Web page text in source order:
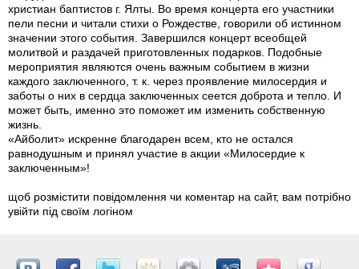
христиан баптистов г. Ялты. Во время концерта его участники
пели песни и читали стихи о Рождестве, говорили об истинном
значении этого события. Завершился концерт всеобщей
молитвой и раздачей приготовленных подарков. Подобные
мероприятия являются очень важным событием в жизни
каждого заключенного, т. к. через проявление милосердия и
заботы о них в сердца заключенных сеется доброта и тепло. И
может быть, именно это поможет им изменить собственную
жизнь.
«Айболит» искренне благодарен всем, кто не остался
равнодушным и принял участие в акции «Милосердие к
заключенным»!
щоб розмістити повідомлення чи коментар на сайт, вам потрібно
увійти під своїм логіном